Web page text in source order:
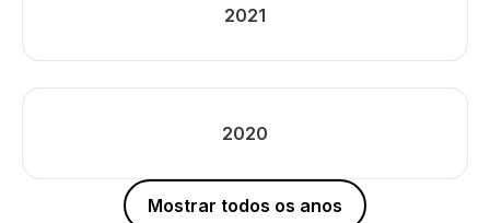
2021
2020
Mostrar todos os anos